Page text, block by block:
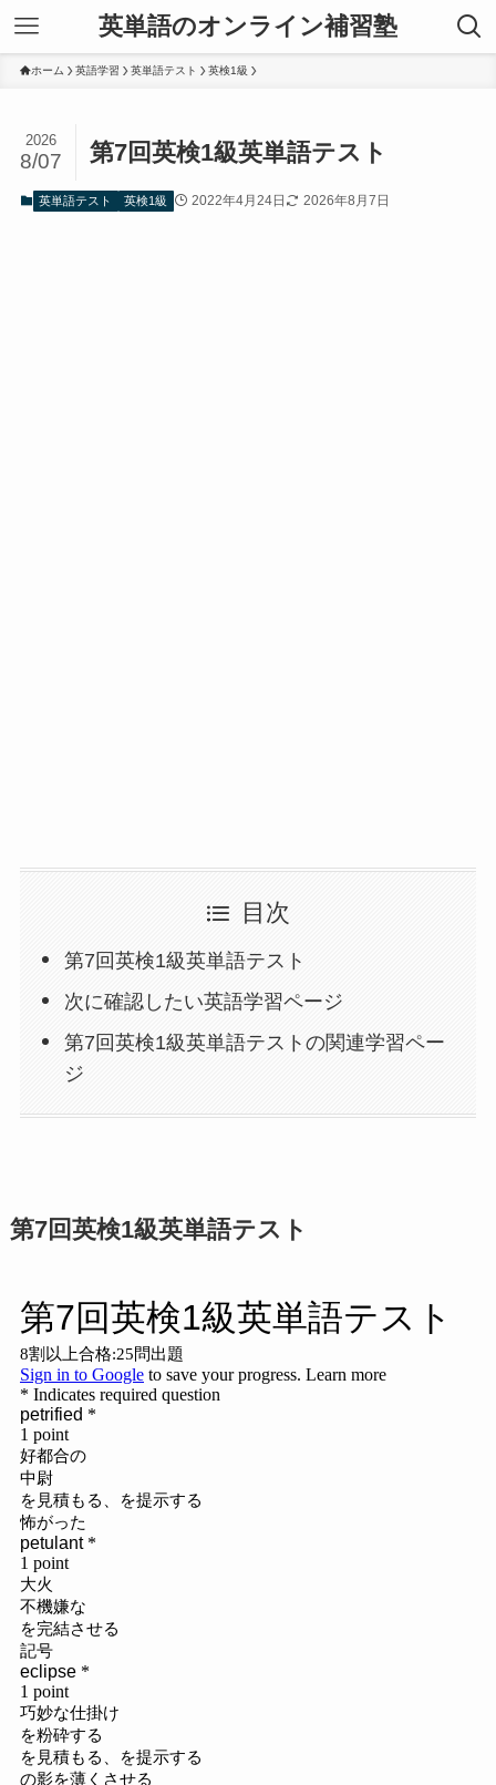
英単語のオンライン補習塾
ホーム 英語学習 英単語テスト 英検1級
第7回英検1級英単語テスト
2026
8/07
英単語テスト 英検1級 2022年4月24日 2026年8月7日
目次
第7回英検1級英単語テスト
次に確認したい英語学習ページ
第7回英検1級英単語テストの関連学習ペー
ジ
第7回英検1級英単語テスト